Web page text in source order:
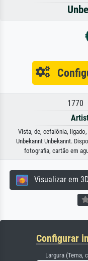
1770
Vista, de, cefalônia,
Unbekannt Unbekannt.
fotografia, cartão em
Visualizar em
Configurar
Largura (Tema,